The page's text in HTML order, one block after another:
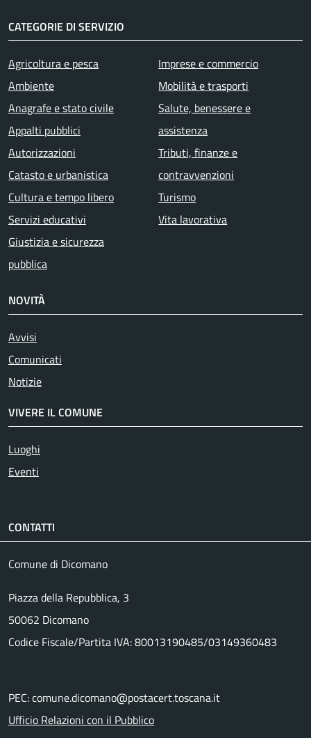
CATEGORIE DI SERVIZIO
Agricoltura e pesca
Ambiente
Anagrafe e stato civile
Appalti pubblici
Autorizzazioni
Catasto e urbanistica
Cultura e tempo libero
Servizi educativi
Giustizia e sicurezza
pubblica
Imprese e commercio
Mobilità e trasporti
Salute, benessere e
assistenza
Tributi, finanze e
contravvenzioni
Turismo
Vita lavorativa
NOVITÀ
Avvisi
Comunicati
Notizie
VIVERE IL COMUNE
Luoghi
Eventi
CONTATTI
Comune di Dicomano
Piazza della Repubblica, 3
50062 Dicomano
Codice Fiscale/Partita IVA: 80013190485/03149360483
PEC: comune.dicomano@postacert.toscana.it
Ufficio Relazioni con il Pubblico